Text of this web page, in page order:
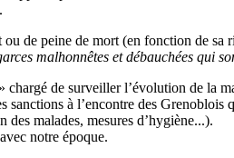
ou de peine de mort (en fonction de
malhonnêtes et débauchées qui
chargé de surveiller l’évolution de la
sanctions à l’encontre des
malades, mesures d’hygiène...).
notre époque.